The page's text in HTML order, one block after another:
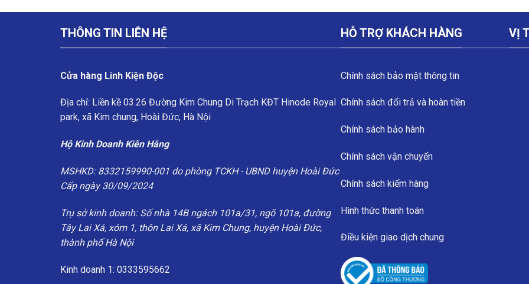
THÔNG TIN LIÊN HỆ
Cửa hàng Linh Kiện Độc
Địa chỉ: Liền kề 03.26 Đường Kim Chung Di Trạch KĐT Hinode Royal
park, xã Kim chung, Hoài Đức, Hà Nội
Hộ Kinh Doanh Kiên Hằng
MSHKD: 8332159990-001 do phòng TCKH - UBND huyện Hoài Đức
Cấp ngày 30/09/2024
Trụ sở kinh doanh: Số nhà 14B ngách 101a/31, ngõ 101a, đường
Tây Lai Xá, xóm 1, thôn Lai Xá, xã Kim Chung, huyện Hoài Đức,
thành phố Hà Nội
Kinh doanh 1: 0333595662
HỖ TRỢ KHÁCH HÀNG
Chính sách bảo mật thông tin
Chính sách đổi trả và hoàn tiền
Chính sách bảo hành
Chính sách vận chuyển
Chính sách kiểm hàng
Hình thức thanh toán
Điều kiện giao dịch chung
VỊ